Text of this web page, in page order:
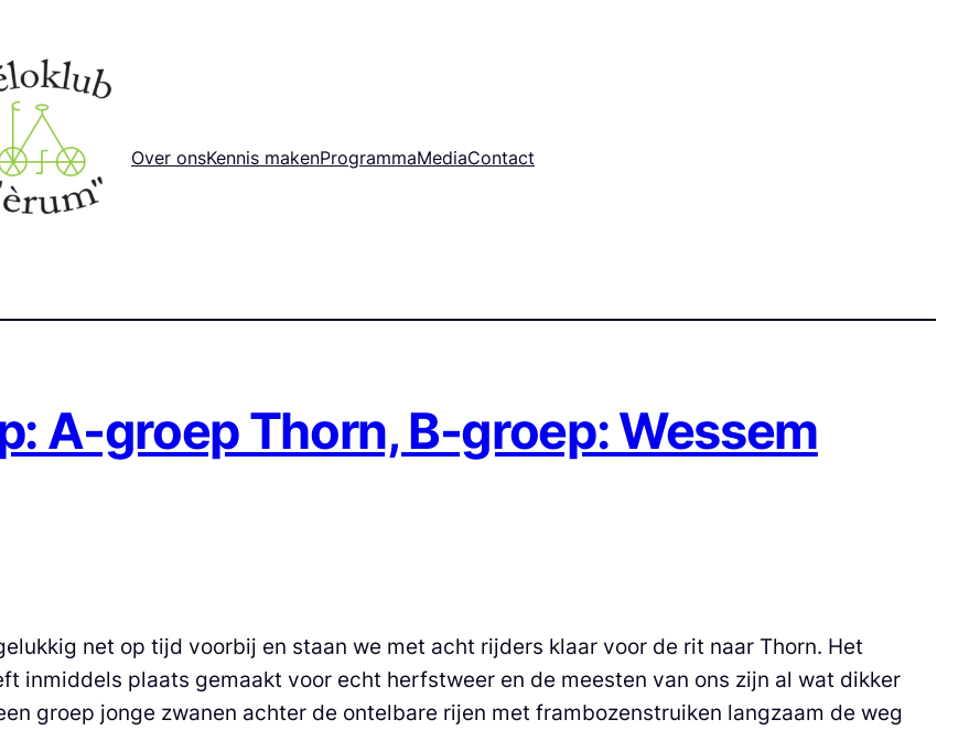
Over onsKennis makenProgrammaMediaContact
A-groep Thorn, B-groep: Wessem
net op tijd voorbij en staan we met acht rijders klaar voor de rit naar Thorn. Het
inmiddels plaats gemaakt voor echt herfstweer en de meesten van ons zijn al wat dikker
groep jonge zwanen achter de ontelbare rijen met frambozenstruiken langzaam de weg